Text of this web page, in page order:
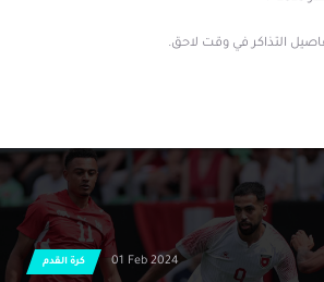
التذاكر في وقت لاحق.
كرة القدم 01 Feb 2024